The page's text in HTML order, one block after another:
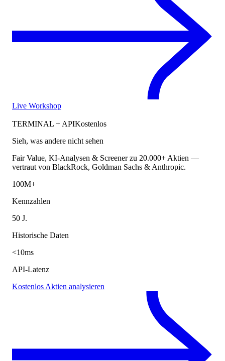
Live Workshop
TERMINAL + APIKostenlos
Sieh, was andere nicht sehen
Fair Value, KI-Analysen & Screener zu 20.000+ Aktien —
vertraut von BlackRock, Goldman Sachs & Anthropic.
100M+
Kennzahlen
50 J.
Historische Daten
<10ms
API-Latenz
Kostenlos Aktien analysieren